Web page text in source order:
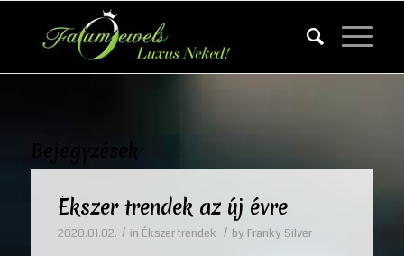
Bejegyzések
Ékszer trendek az új évre
2020.01.02. / in Ékszer trendek / by Franky Silver